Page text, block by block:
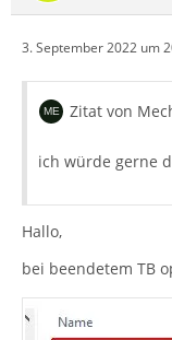
3. September 2022 um
Zitat von
ich würde gerne
Hallo,
bei beendetem TB